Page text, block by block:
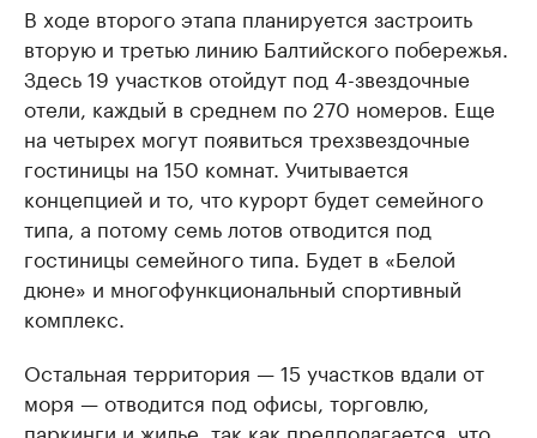
В ходе второго этапа планируется застроить
вторую и третью линию Балтийского побережья.
Здесь 19 участков отойдут под 4-звездочные
отели, каждый в среднем по 270 номеров. Еще
на четырех могут появиться трехзвездочные
гостиницы на 150 комнат. Учитывается
концепцией и то, что курорт будет семейного
типа, а потому семь лотов отводится под
гостиницы семейного типа. Будет в «Белой
дюне» и многофункциональный спортивный
комплекс.
Остальная территория — 15 участков вдали от
моря — отводится под офисы, торговлю,
паркинги и жилье, так как предполагается, что